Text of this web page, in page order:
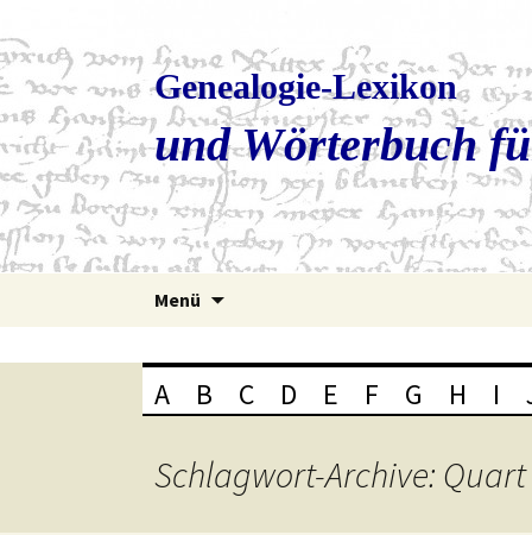
Genealogie-Lexikon
und Wörterbuch
Menü
A B C D E F G H I
Schlagwort-Archive: Quart